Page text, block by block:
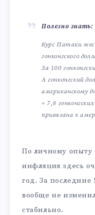
Полезно знать:
Курс Патаки
гонконгского
За 100
А гонконгский
американскому
= 7,8
привязана к
По личному опыту
инфляция здесь
год. За последние
вообще не
стабильно.